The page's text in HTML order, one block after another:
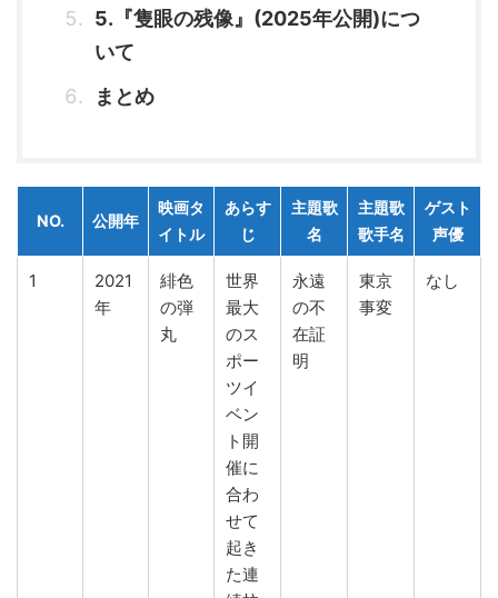
5.『隻眼の残像』(2025年公開)につ
いて
まとめ
NO. 公開年
映画タ
イトル
あらす
じ
主題歌
名
主題歌
歌手名
ゲスト
声優
1
2021
年
緋色
の弾
丸
世界
最大
のス
ポー
ツイ
ベン
ト開
催に
合わ
せて
起き
た連
永遠
の不
在証
明
東京
事変
なし